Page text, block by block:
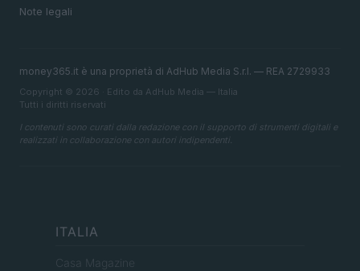
Note legali
money365.it è una proprietà di AdHub Media S.r.l. — REA 2729933
Copyright © 2026 · Edito da AdHub Media — Italia
Tutti i diritti riservati
I contenuti sono curati dalla redazione con il supporto di strumenti digitali e
realizzati in collaborazione con autori indipendenti.
ITALIA
Casa Magazine